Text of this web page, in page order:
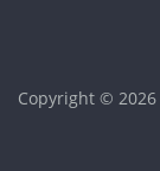
Copyright © 2026